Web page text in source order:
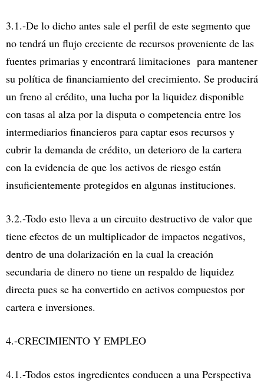
3.1.-De lo dicho antes sale el perfil de este segmento que
no tendrá un flujo creciente de recursos proveniente de las
fuentes primarias y encontrará limitaciones para mantener
su política de financiamiento del crecimiento. Se producirá
un freno al crédito, una lucha por la liquidez disponible
con tasas al alza por la disputa o competencia entre los
intermediarios financieros para captar esos recursos y
cubrir la demanda de crédito, un deterioro de la cartera
con la evidencia de que los activos de riesgo están
insuficientemente protegidos en algunas instituciones.
3.2.-Todo esto lleva a un circuito destructivo de valor que
tiene efectos de un multiplicador de impactos negativos,
dentro de una dolarización en la cual la creación
secundaria de dinero no tiene un respaldo de liquidez
directa pues se ha convertido en activos compuestos por
cartera e inversiones.
4.-CRECIMIENTO Y EMPLEO
4.1.-Todos estos ingredientes conducen a una Perspectiva